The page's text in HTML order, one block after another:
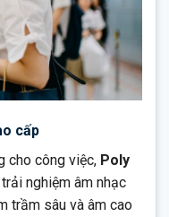
cấp
cho công việc, Poly
nghiệm âm nhạc
trầm sâu và âm cao